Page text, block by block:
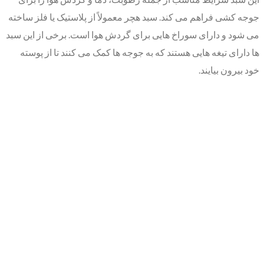
جوجه کشی فراهم می کند. سبد هچر معمولاً از پلاستیک یا فلز ساخته
می شود و دارای سوراخ هایی برای گردش هوا است. برخی از این سبد
ها دارای تیغه هایی هستند که به جوجه ها کمک می کنند تا از پوسته
خود بیرون بیایند.